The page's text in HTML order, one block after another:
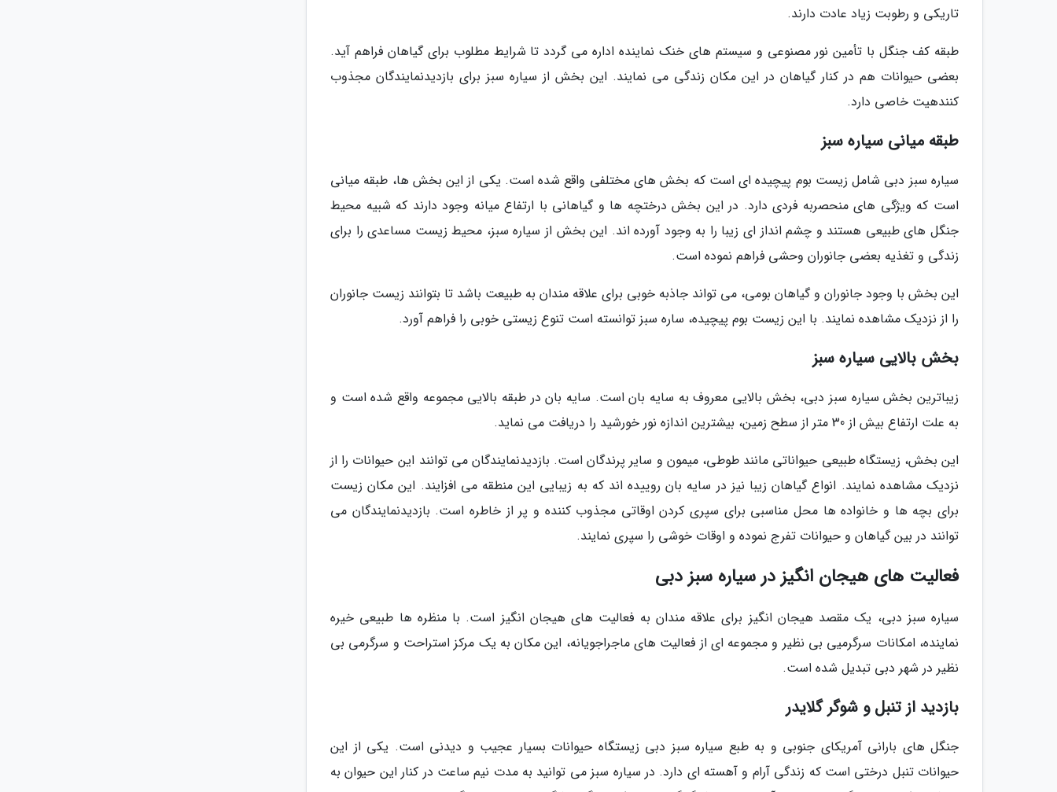
تاریکی و رطوبت زیاد عادت دارند.
طبقه کف جنگل با تأمین نور مصنوعی و سیستم های خنک نماینده اداره می گردد تا شرایط مطلوب برای گیاهان فراهم آید.
بعضی حیوانات هم در کنار گیاهان در این مکان زندگی می نمایند. این بخش از سیاره سبز برای بازدیدنمایندگان مجذوب
کنندهیت خاصی دارد.
طبقه میانی سیاره سبز
سیاره سبز دبی شامل زیست بوم پیچیده ای است که بخش های مختلفی واقع شده است. یکی از این بخش ها، طبقه میانی
است که ویژگی های منحصربه فردی دارد. در این بخش درختچه ها و گیاهانی با ارتفاع میانه وجود دارند که شبیه محیط
جنگل های طبیعی هستند و چشم انداز ای زیبا را به وجود آورده اند. این بخش از سیاره سبز، محیط زیست مساعدی را برای
زندگی و تغذیه بعضی جانوران وحشی فراهم نموده است.
این بخش با وجود جانوران و گیاهان بومی، می تواند جاذبه خوبی برای علاقه مندان به طبیعت باشد تا بتوانند زیست جانوران
را از نزدیک مشاهده نمایند. با این زیست بوم پیچیده، ساره سبز توانسته است تنوع زیستی خوبی را فراهم آورد.
بخش بالایی سیاره سبز
زیباترین بخش سیاره سبز دبی، بخش بالایی معروف به سایه بان است. سایه بان در طبقه بالایی مجموعه واقع شده است و
به علت ارتفاع بیش از 30 متر از سطح زمین، بیشترین اندازه نور خورشید را دریافت می نماید.
این بخش، زیستگاه طبیعی حیواناتی مانند طوطی، میمون و سایر پرندگان است. بازدیدنمایندگان می توانند این حیوانات را از
نزدیک مشاهده نمایند. انواع گیاهان زیبا نیز در سایه بان روییده اند که به زیبایی این منطقه می افزایند. این مکان زیست
برای بچه ها و خانواده ها محل مناسبی برای سپری کردن اوقاتی مجذوب کننده و پر از خاطره است. بازدیدنمایندگان می
توانند در بین گیاهان و حیوانات تفرج نموده و اوقات خوشی را سپری نمایند.
فعالیت های هیجان انگیز در سیاره سبز دبی
سیاره سبز دبی، یک مقصد هیجان انگیز برای علاقه مندان به فعالیت های هیجان انگیز است. با منظره ها طبیعی خیره
نماینده، امکانات سرگرمیی بی نظیر و مجموعه ای از فعالیت های ماجراجویانه، این مکان به یک مرکز استراحت و سرگرمی بی
نظیر در شهر دبی تبدیل شده است.
بازدید از تنبل و شوگر گلایدر
جنگل های بارانی آمریکای جنوبی و به طبع سیاره سبز دبی زیستگاه حیوانات بسیار عجیب و دیدنی است. یکی از این
حیوانات تنبل درختی است که زندگی آرام و آهسته ای دارد. در سیاره سبز می توانید به مدت نیم ساعت در کنار این حیوان به